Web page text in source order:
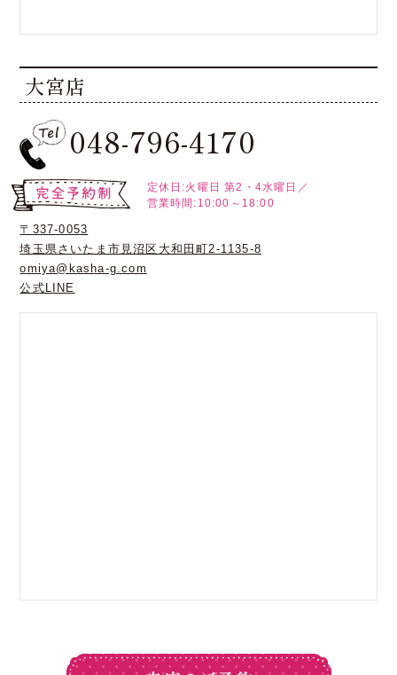
大宮店
048-796-4170
定休日:火曜日 第2・4水曜日／
営業時間:10:00～18:00
〒337-0053
埼玉県さいたま市見沼区大和田町2-1135-8
omiya@kasha-g.com
公式LINE